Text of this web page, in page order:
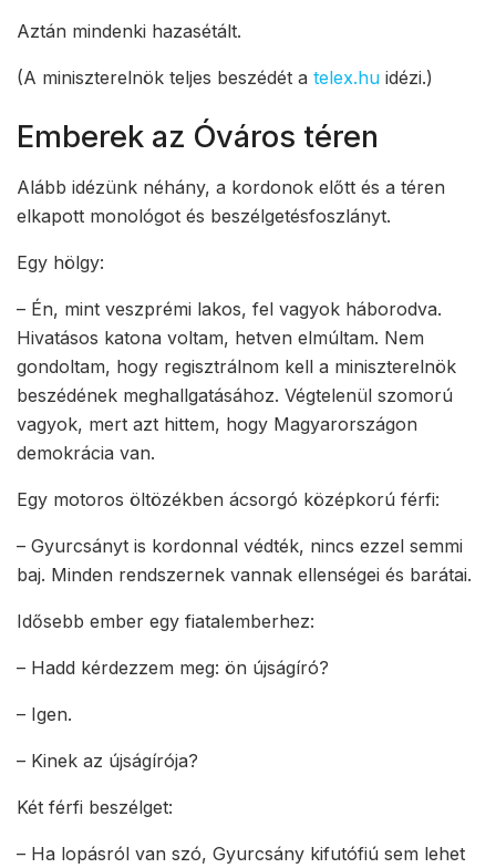
Aztán mindenki hazasétált.
(A miniszterelnök teljes beszédét a telex.hu idézi.)
Emberek az Óváros téren
Alább idézünk néhány, a kordonok előtt és a téren
elkapott monológot és beszélgetésfoszlányt.
Egy hölgy:
– Én, mint veszprémi lakos, fel vagyok háborodva.
Hivatásos katona voltam, hetven elmúltam. Nem
gondoltam, hogy regisztrálnom kell a miniszterelnök
beszédének meghallgatásához. Végtelenül szomorú
vagyok, mert azt hittem, hogy Magyarországon
demokrácia van.
Egy motoros öltözékben ácsorgó középkorú férfi:
– Gyurcsányt is kordonnal védték, nincs ezzel semmi
baj. Minden rendszernek vannak ellenségei és barátai.
Idősebb ember egy fiatalemberhez:
– Hadd kérdezzem meg: ön újságíró?
– Igen.
– Kinek az újságírója?
Két férfi beszélget:
– Ha lopásról van szó, Gyurcsány kifutófiú sem lehet